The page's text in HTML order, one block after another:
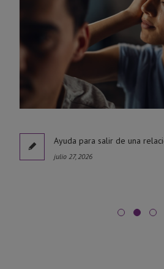
Ayuda para salir de una
julio 27, 2026